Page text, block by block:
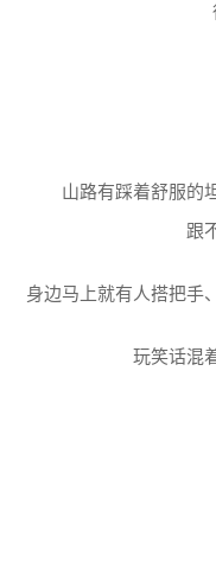
山路有踩着舒服的坦
跟
身边马上就有人搭把手
玩笑话混